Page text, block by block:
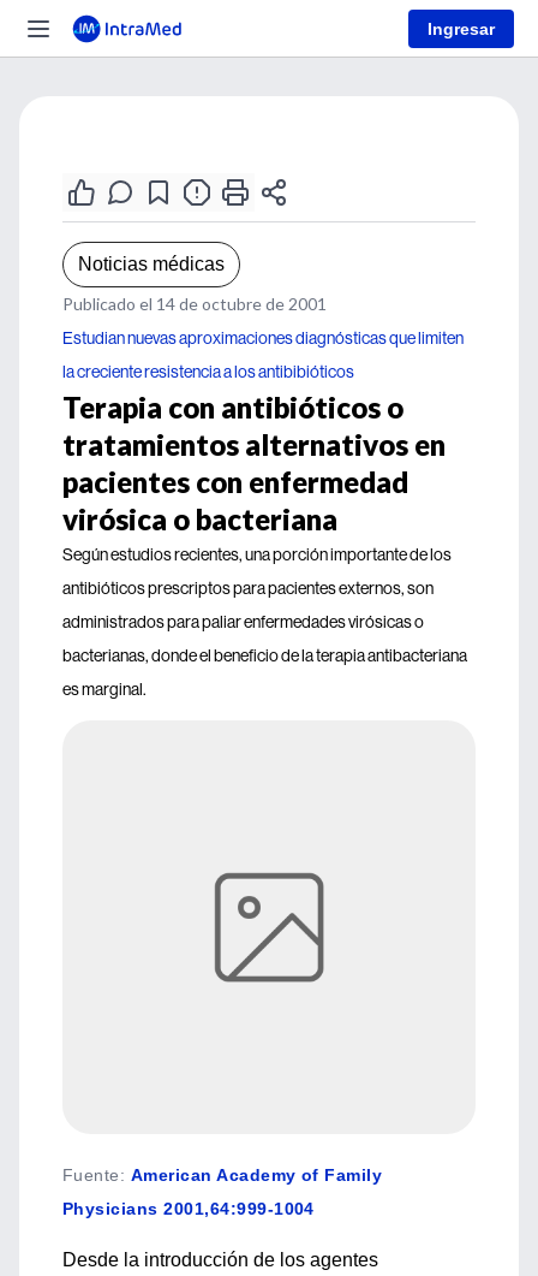
Ingresar
Noticias médicas
Publicado el 14 de octubre de 2001
Estudian nuevas aproximaciones diagnósticas que limiten
la creciente resistencia a los antibibióticos
Terapia con antibióticos o
tratamientos alternativos en
pacientes con enfermedad
virósica o bacteriana
Según estudios recientes, una porción importante de los
antibióticos prescriptos para pacientes externos, son
administrados para paliar enfermedades virósicas o
bacterianas, donde el beneficio de la terapia antibacteriana
es marginal.
Fuente: American Academy of Family
Physicians 2001,64:999-1004
Desde la introducción de los agentes